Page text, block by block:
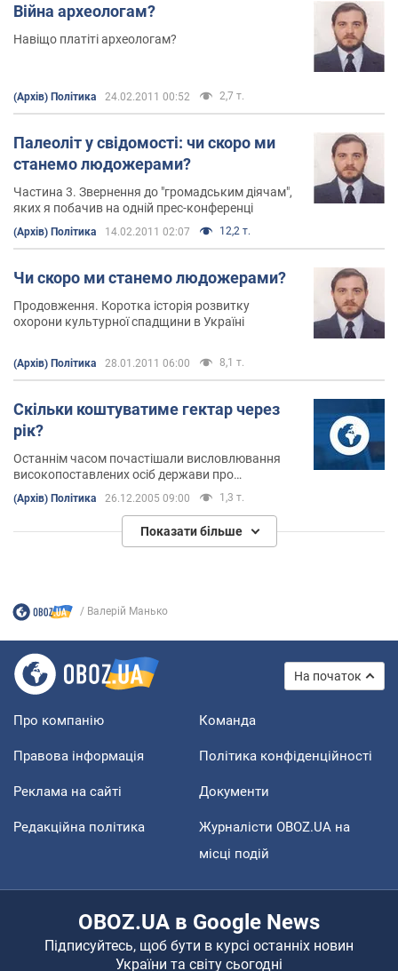
Війна археологам?
Навіщо платіті археологам?
(Архів) Політика 24.02.2011 00:52 2,7 т.
Палеоліт у свідомості: чи скоро ми
станемо людожерами?
Частина 3. Звернення до "громадським діячам",
яких я побачив на одній прес-конференці
(Архів) Політика 14.02.2011 02:07 12,2 т.
Чи скоро ми станемо людожерами?
Продовження. Коротка історія розвитку
охорони культурної спадщини в Україні
(Архів) Політика 28.01.2011 06:00 8,1 т.
Скільки коштуватиме гектар через
рік?
Останнім часом почастішали висловлювання
високопоставлених осіб держави про
формування ринку землі. Наслідки такого кроку
для всієї економіки країни можуть стати не
менш цікавими, ніж сам прогноз вартості
гектара української ріллі через рік.
(Архів) Політика 26.12.2005 09:00 1,3 т.
Показати більше
Валерій Манько
На початок
Про компанію Команда
Правова інформація Політика конфіденційності
Реклама на сайті Документи
Редакційна політика
Журналісти OBOZ.UA на
місці подій
OBOZ.UA в Google News
Підписуйтесь, щоб бути в курсі останніх новин
України та світу сьогодні